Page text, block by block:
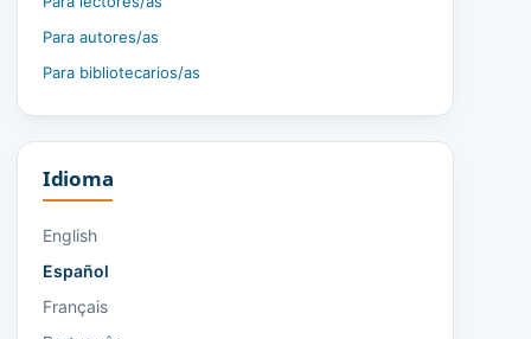
Para autores/as
Para bibliotecarios/as
Idioma
English
Español
Français